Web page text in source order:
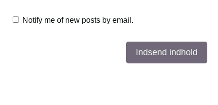
Notify me of new posts by email.
Indsend indhold